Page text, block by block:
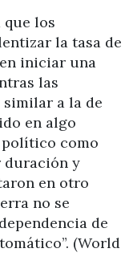
que los
la tasa de
iniciar una
las
a la de
en algo
como
duración y
en otro
no se
de
(World